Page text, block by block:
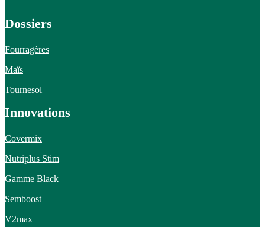
Dossiers
Fourragères
Maïs
Tournesol
Innovations
Covermix
Nutriplus Stim
Gamme Black
Semboost
V2max